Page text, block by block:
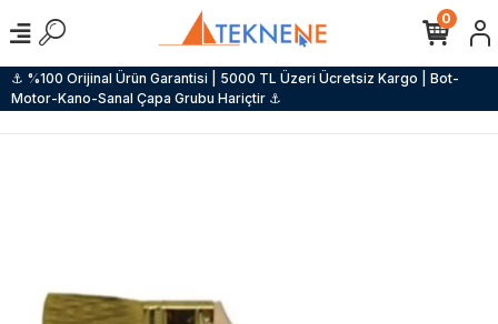
⚓ %100 Orijinal Ürün Garantisi | 5000 TL Üzeri Ücretsiz Kargo | Bot-
Motor-Kano-Sanal Çapa Grubu Hariçtir ⚓
0